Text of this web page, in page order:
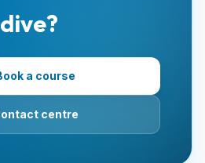
a course
centre